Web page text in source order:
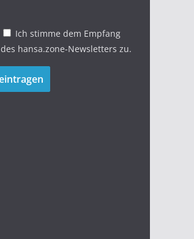
Ich stimme dem Empfang
des hansa.zone-Newsletters zu.